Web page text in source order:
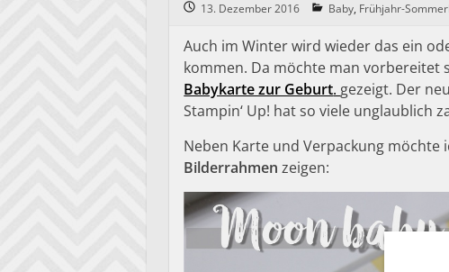
13. Dezember 2016 Baby, Frühjahr-
Auch im Winter wird wieder das ein
kommen. Da möchte man vorbereitet
Babykarte zur Geburt. gezeigt. Der
Stampin‘ Up! hat so viele unglaublich
Neben Karte und Verpackung möchte
Bilderrahmen zeigen: